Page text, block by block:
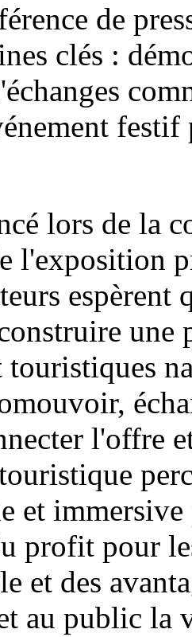
de
clés :
lors de la
l'exposition
une
l'offre
et
profit pour
et des
au public la